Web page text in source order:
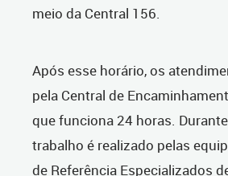
meio da Central 156.
Após esse horário, os
pela Central de
que funciona 24 horas.
trabalho é realizado pelas
de Referência Especializados